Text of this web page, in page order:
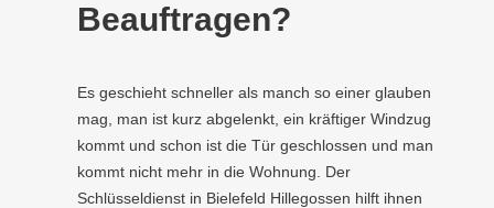
Beauftragen?
Es geschieht schneller als manch so einer glauben
mag, man ist kurz abgelenkt, ein kräftiger Windzug
kommt und schon ist die Tür geschlossen und man
kommt nicht mehr in die Wohnung. Der
Schlüsseldienst in Bielefeld Hillegossen hilft ihnen